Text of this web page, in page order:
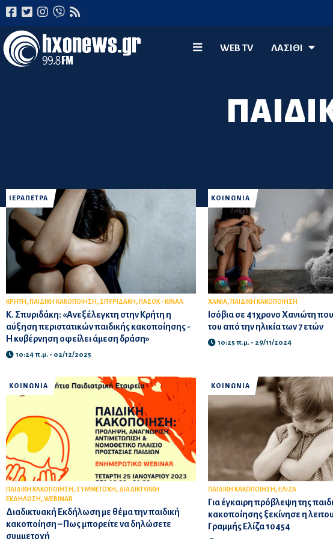
WEB TV ΛΑΣΊΘΙ
ΙΕΡΑΠΕΤΡΑ
ΚΡΗΤΗ, ΠΑΙΔΙΚΗ ΚΑΚΟΠΟΙΗΣΗ, ΣΠΥΡΙΔΑΚΗ, ΠΑΣΟΚ - ΚΙΝΑΛ
Κ. Σπυριδάκη: «Ανεξέλεγκτη στην Κρήτη η
αύξηση περιστατικών παιδικής κακοποίησης -
Η κυβέρνηση οφείλει άμεση δράση»
10:24 π.μ. - 02/12/2025
ΚΟΙΝΩΝΙΑ
ΧΑΝΙΑ, ΠΑΙΔΙΚΗ ΚΑΚΟΠΟΙΗΣΗ
Ισόβια σε 41χρονο Χανιώτη που
του από την ηλικία των 7 ετών
10:25 π.μ. - 29/11/2024
ΚΟΙΝΩΝΙΑ
ΠΑΙΔΙΚΗ ΚΑΚΟΠΟΙΗΣΗ, ΣΥΜΜΕΤΟΧΗ, ΔΙΑΔΙΚΤΥΑΚΗ
ΕΚΔΗΛΩΣΗ,WEBINAR
Διαδικτυακή Εκδήλωση με θέμα την παιδική
κακοποίηση – Πως μπορείτε να δηλώσετε
συμμετοχή
ΚΟΙΝΩΝΙΑ
ΠΑΙΔΙΚΗ ΚΑΚΟΠΟΙΗΣΗ, ΕΛΙΖΑ
Για έγκαιρη πρόβλεψη της
κακοποίησης ξεκίνησε η
Γραμμής Ελίζα 10454